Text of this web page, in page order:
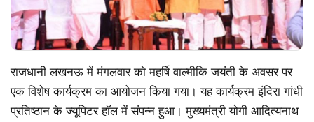
राजधानी लखनऊ में मंगलवार को महर्षि वाल्मीकि जयंती के अवसर पर
एक विशेष कार्यक्रम का आयोजन किया गया। यह कार्यक्रम इंदिरा गांधी
प्रतिष्ठान के ज्यूपिटर हॉल में संपन्न हुआ। मुख्यमंत्री योगी आदित्यनाथ